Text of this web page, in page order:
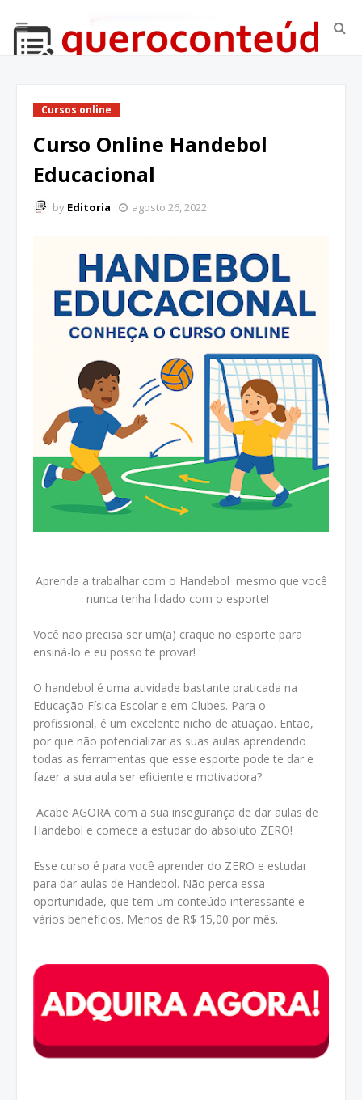
Cursos online
Curso Online Handebol
Educacional
by Editoria agosto 26, 2022
Aprenda a trabalhar com o Handebol mesmo que você
nunca tenha lidado com o esporte!
Você não precisa ser um(a) craque no esporte para
ensiná-lo e eu posso te provar!
O handebol é uma atividade bastante praticada na
Educação Física Escolar e em Clubes. Para o
profissional, é um excelente nicho de atuação. Então,
por que não potencializar as suas aulas aprendendo
todas as ferramentas que esse esporte pode te dar e
fazer a sua aula ser eficiente e motivadora?
Acabe AGORA com a sua insegurança de dar aulas de
Handebol e comece a estudar do absoluto ZERO!
Esse curso é para você aprender do ZERO e estudar
para dar aulas de Handebol. Não perca essa
oportunidade, que tem um conteúdo interessante e
vários benefícios. Menos de R$ 15,00 por mês.